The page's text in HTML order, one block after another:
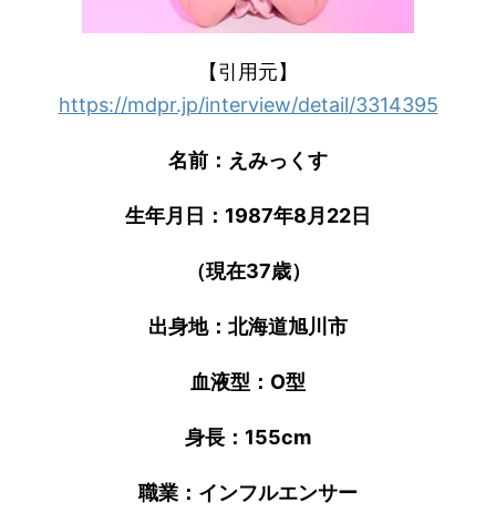
【引用元】
https://mdpr.jp/interview/detail/3314395
名前：えみっくす
生年月日：1987年8月22日
（現在37歳）
出身地：北海道旭川市
血液型：O型
身長：155cm
職業：インフルエンサー